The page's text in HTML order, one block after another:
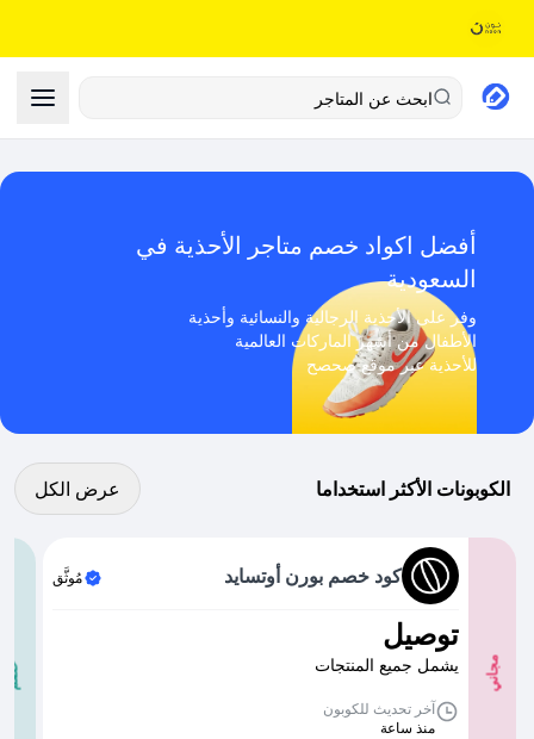
ابحث عن المتاجر
أفضل اكواد خصم متاجر الأحذية في
السعودية
وفر على الأحذية الرجالية والنسائية وأحذية
الأطفال من أشهر الماركات العالمية
للأحذية عبر موقع صحصح
الكوبونات الأكثر استخداما
عرض كل الكوبونات
عرض الكل
مجاني
كود خصم بورن أوتسايد مُوثَّق
توصيل
يشمل جميع المنتجات
آخر تحديث للكوبون
منذ ساعة
خصم